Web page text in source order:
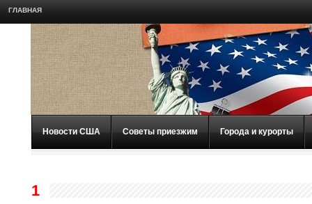
ГЛАВНАЯ
Новости США Советы приезжим Города и курорты
1